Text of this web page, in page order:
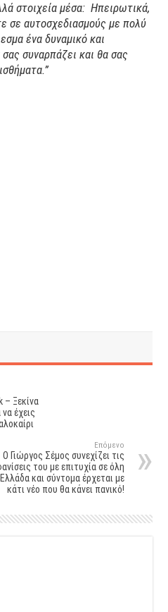
στοιχεία μέσα: Ηπειρωτικά,
σε αυτοσχεδιασμούς με πολύ
ένα δυναμικό και
συναρπάζει και θα σας
– Ξεκίνα
έχεις
Επόμενο
Ο Γιώργος Σέμος συνεχίζει τις
του με επιτυχία σε όλη
και σύντομα έρχεται με
κάτι νέο που θα κάνει πανικό!